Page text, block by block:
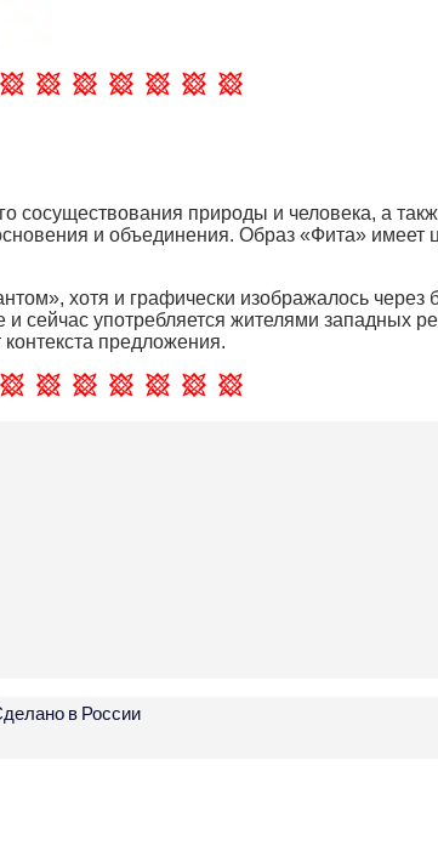
природы и человека, а
и объединения. Образ «Фита» имеет
хотя и графически изображалось через
употребляется жителями западных
предложения.
в России